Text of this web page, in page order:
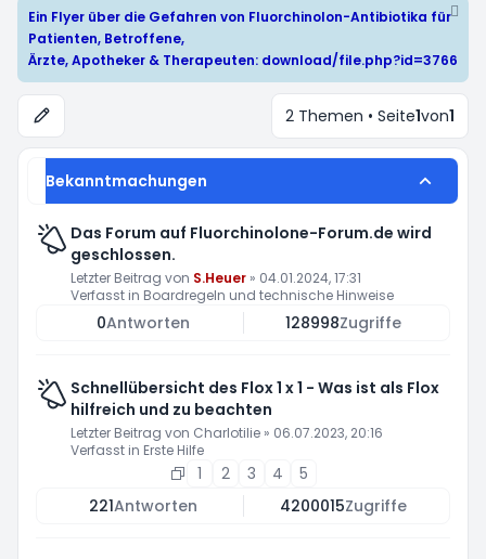
Ein Flyer über die Gefahren von Fluorchinolon-Antibiotika für
Patienten, Betroffene,
Ärzte, Apotheker & Therapeuten: download/file.php?id=3766
2 Themen • Seite1von1
Bekanntmachungen
Das Forum auf Fluorchinolone-Forum.de wird
geschlossen.
Letzter Beitrag von S.Heuer » 04.01.2024, 17:31
Verfasst in Boardregeln und technische Hinweise
0Antworten 128998Zugriffe
Schnellübersicht des Flox 1 x 1 - Was ist als Flox
hilfreich und zu beachten
Letzter Beitrag von Charlotilie » 06.07.2023, 20:16
Verfasst in Erste Hilfe
1 2 3 4
5
221Antworten 4200015Zugriffe